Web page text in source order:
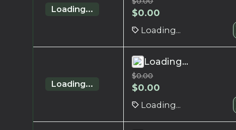
Loading... $0.00
Loading...
Loading...
Loading...
$0.00
$0.00
Loading...